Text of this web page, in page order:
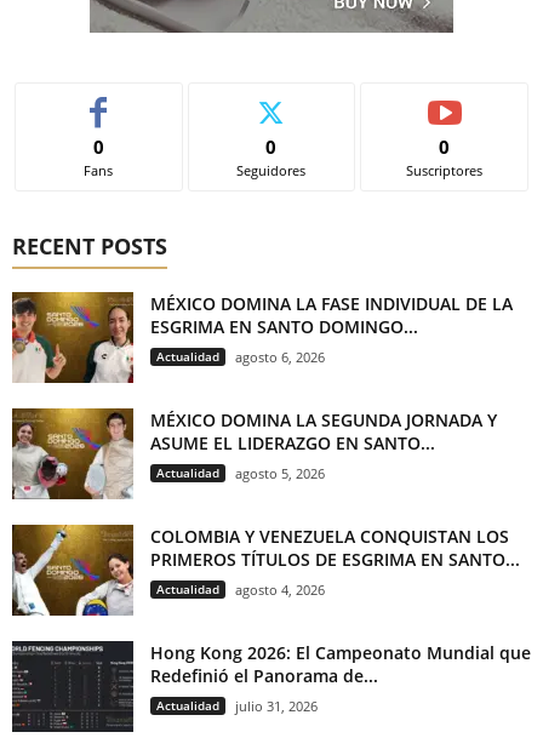
0
Fans
0
Seguidores
0
Suscriptores
RECENT POSTS
MÉXICO DOMINA LA FASE INDIVIDUAL DE LA
ESGRIMA EN SANTO DOMINGO...
Actualidad agosto 6, 2026
MÉXICO DOMINA LA SEGUNDA JORNADA Y
ASUME EL LIDERAZGO EN SANTO...
Actualidad agosto 5, 2026
COLOMBIA Y VENEZUELA CONQUISTAN LOS
PRIMEROS TÍTULOS DE ESGRIMA EN SANTO...
Actualidad agosto 4, 2026
Hong Kong 2026: El Campeonato Mundial que
Redefinió el Panorama de...
Actualidad julio 31, 2026